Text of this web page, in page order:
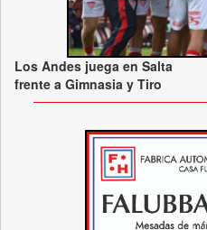
Los Andes juega en Salta
frente a Gimnasia y Tiro